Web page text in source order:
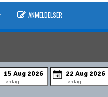
ANMELDELSER
lørdag lørdag